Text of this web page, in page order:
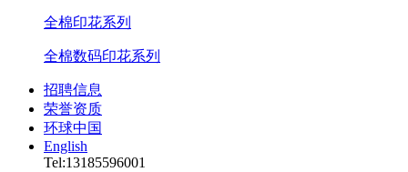
全棉印花系列
全棉数码印花系列
招聘信息
荣誉资质
环球中国
English
Tel:13185596001